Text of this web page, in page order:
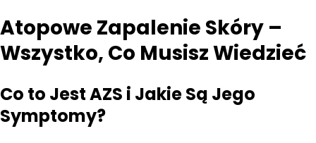
Atopowe Zapalenie Skóry –
Wszystko, Co Musisz Wiedzieć
Co to Jest AZS i Jakie Są Jego
Symptomy?